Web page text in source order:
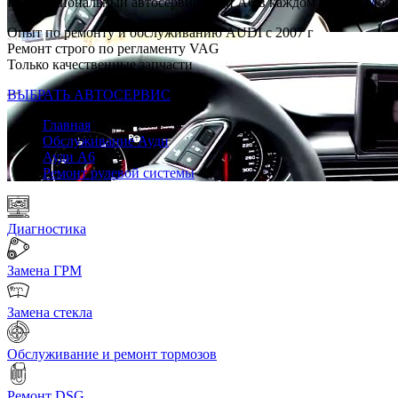
Опыт по ремонту и обслуживанию AUDI с 2007 г
Ремонт строго по регламенту VAG
Только качественные запчасти
ВЫБРАТЬ АВТОСЕРВИС
Главная
Обслуживание Ауди
Ауди А6
Ремонт рулевой системы
Диагностика
Замена ГРМ
Замена стекла
Обслуживание и ремонт тормозов